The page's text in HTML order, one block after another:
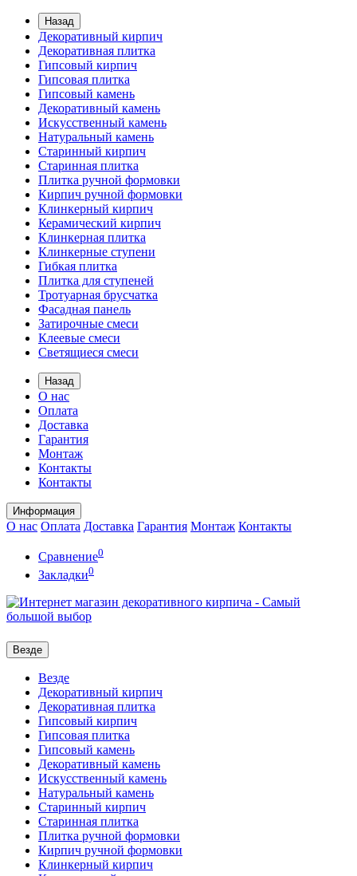
Назад
Декоративный кирпич
Декоративная плитка
Гипсовый кирпич
Гипсовая плитка
Гипсовый камень
Декоративный камень
Искусственный камень
Натуральный камень
Старинный кирпич
Старинная плитка
Плитка ручной формовки
Кирпич ручной формовки
Клинкерный кирпич
Керамический кирпич
Клинкерная плитка
Клинкерные ступени
Гибкая плитка
Плитка для ступеней
Тротуарная брусчатка
Фасадная панель
Затирочные смеси
Клеевые смеси
Светящиеся смеси
Назад
О нас
Оплата
Доставка
Гарантия
Монтаж
Контакты
Контакты
Информация
О нас Оплата Доставка Гарантия Монтаж Контакты
Сравнение0
Закладки0
Везде
Везде
Декоративный кирпич
Декоративная плитка
Гипсовый кирпич
Гипсовая плитка
Гипсовый камень
Декоративный камень
Искусственный камень
Натуральный камень
Старинный кирпич
Старинная плитка
Плитка ручной формовки
Кирпич ручной формовки
Клинкерный кирпич